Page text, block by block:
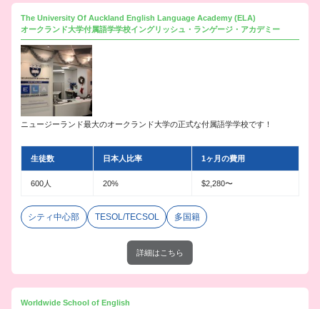
The University Of Auckland English Language Academy (ELA)
オークランド大学付属語学学校イングリッシュ・ランゲージ・アカデミー
ニュージーランド最大のオークランド大学の正式な付属語学学校です！
生徒数 日本人比率 1ヶ月の費用
600人 20% $2,280〜
シティ中心部 TESOL/TECSOL 多国籍
詳細はこちら
Worldwide School of English